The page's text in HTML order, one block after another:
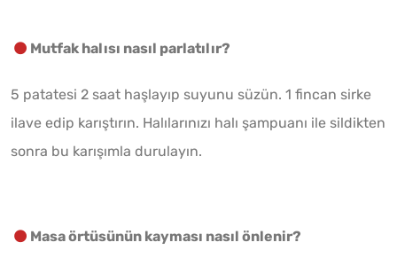
Mutfak halısı nasıl parlatılır?
5 patatesi 2 saat haşlayıp suyunu süzün. 1 fincan sirke
ilave edip karıştırın. Halılarınızı halı şampuanı ile sildikten
sonra bu karışımla durulayın.
Masa örtüsünün kayması nasıl önlenir?